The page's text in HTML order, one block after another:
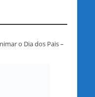
o Dia dos Pais –